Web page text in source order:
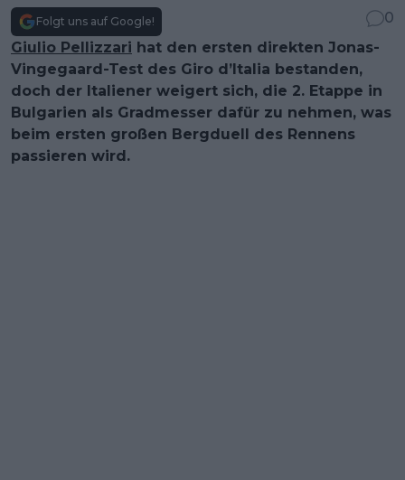
Folgt uns auf Google!
0
Giulio Pellizzari hat den ersten direkten Jonas-
Vingegaard-Test des Giro d’Italia bestanden,
doch der Italiener weigert sich, die 2. Etappe in
Bulgarien als Gradmesser dafür zu nehmen, was
beim ersten großen Bergduell des Rennens
passieren wird.